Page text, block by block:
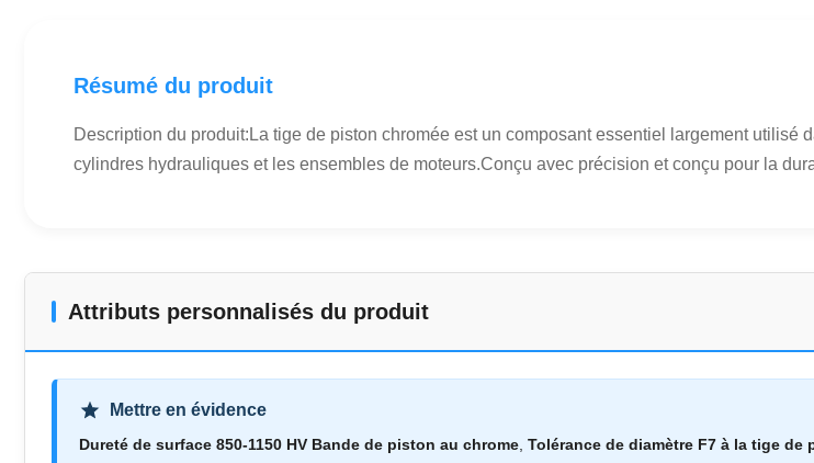
Résumé du produit
Description du produit:La tige de piston chromée est un composant essentiel largement
cylindres hydrauliques et les ensembles de moteurs.Conçu avec précision et conçu pour la
Attributs personnalisés du produit
Mettre en évidence
Dureté de surface 850-1150 HV Bande de piston au chrome Tolérance de diamètre F7 à la tige de